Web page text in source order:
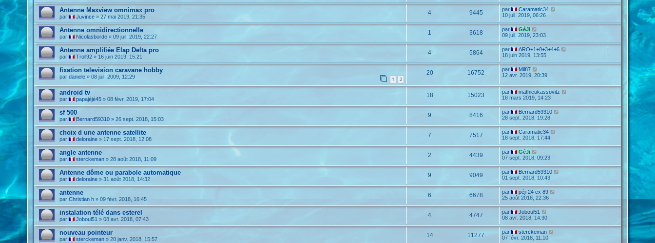
Antenne Maxview omnimax pro
par Juvince »27 mai 2019, 21:35
4 9445 par
Caramatic34
10 juil. 2019, 06:26
Antenne omnidirectionnelle
par Nicolasborde »09 juil. 2019, 22:27
1 3618 par
GéJi
09 juil. 2019, 23:03
Antenne amplifiée Elap Delta pro
par Troll92 » 16 juin 2019, 15:21
4 5864 par
ARO+1+0+3+4+6
18 juin 2019, 13:55
fixation television caravane hobby
pardaniele »08 juil. 2009, 12:29 1 2
20 16752 par
Mil87
12 avr. 2019, 20:39
android tv
par papajéjé45 »08 févr. 2019, 17:04
18 15023 par
mathieukassovitz
18 mars 2019, 14:23
sf 500
par Bernard59310 »26 sept. 2018, 15:03
9 8416 par
Bernard59310
28 sept. 2018, 19:28
choix d une antenne satellite
par deloraine » 17 sept. 2018, 12:08
7 7517 par
Caramatic34
18 sept. 2018, 17:44
angle antenne
par sterckeman »28 août 2018, 11:09
2 4439 par
GéJi
07 sept. 2018, 09:23
Antenne dôme ou parabole automatique
par deloraine »31 août 2018, 14:32
9 9049 par
Bernard59310
01 sept. 2018, 10:43
antenne
parChristian h »09 févr. 2018, 16:45
6 6678 par
péji 24 ex 89
25 août 2018, 22:36
instalation télé dans esterel
par Joboul51 »08 avr. 2018, 07:43
4 4747 par
Joboul51
08 avr. 2018, 14:30
nouveau pointeur
par sterckeman »20 janv. 2018, 15:57
14 11277 par
sterckeman
07 févr. 2018, 11:10